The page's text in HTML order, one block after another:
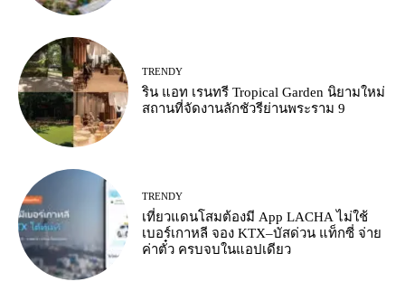
TRENDY
ริน แอท เรนทรี Tropical Garden นิยามใหม่
สถานที่จัดงานลักชัวรีย่านพระราม 9
TRENDY
เที่ยวแดนโสมต้องมี App LACHA ไม่ใช้
เบอร์เกาหลี จอง KTX–บัสด่วน แท็กซี่ จ่าย
ค่าตั๋ว ครบจบในแอปเดียว